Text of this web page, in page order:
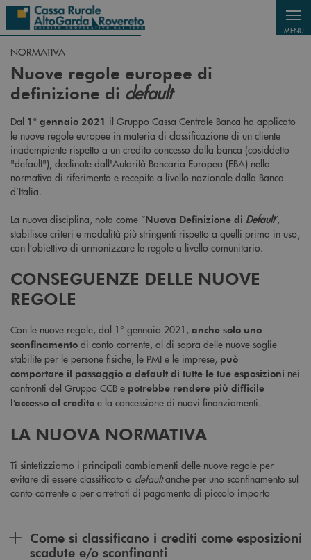
Salta al contenuto principale
MENU
NORMATIVA
Nuove regole europee di
definizione di default
Dal 1° gennaio 2021 il Gruppo Cassa Centrale Banca ha applicato
le nuove regole europee in materia di classificazione di un cliente
inadempiente rispetto a un credito concesso dalla banca (cosiddetto
"default"), declinate dall'Autorità Bancaria Europea (EBA) nella
normativa di riferimento e recepite a livello nazionale dalla Banca
d’Italia.
La nuova disciplina, nota come “Nuova Definizione di Default”,
stabilisce criteri e modalità più stringenti rispetto a quelli prima in uso,
con l’obiettivo di armonizzare le regole a livello comunitario.
CONSEGUENZE DELLE NUOVE
REGOLE
Con le nuove regole, dal 1° gennaio 2021, anche solo uno
sconfinamento di conto corrente, al di sopra delle nuove soglie
stabilite per le persone fisiche, le PMI e le imprese, può
comportare il passaggio a default di tutte le tue esposizioni nei
confronti del Gruppo CCB e potrebbe rendere più difficile
l’accesso al credito e la concessione di nuovi finanziamenti.
LA NUOVA NORMATIVA
Ti sintetizziamo i principali cambiamenti delle nuove regole per
evitare di essere classificato a defaultanche per uno sconfinamento sul
conto corrente o per arretrati di pagamento di piccolo importo
Come si classificano i crediti come esposizioni
scadute e/o sconfinanti